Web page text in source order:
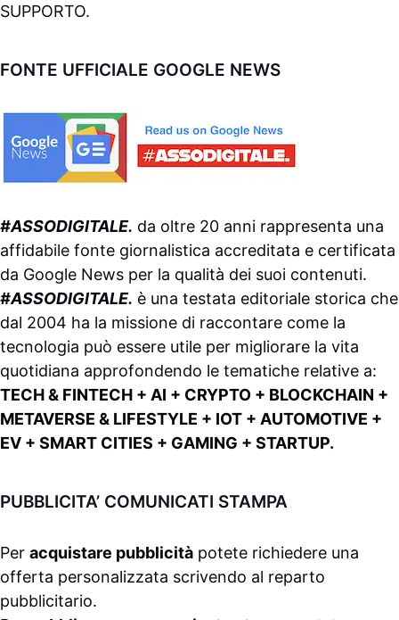
SUPPORTO.
FONTE UFFICIALE GOOGLE NEWS
#ASSODIGITALE. da oltre 20 anni rappresenta una
affidabile fonte giornalistica accreditata e certificata
da Google News per la qualità dei suoi contenuti.
#ASSODIGITALE. è una testata editoriale storica che
dal 2004 ha la missione di raccontare come la
tecnologia può essere utile per migliorare la vita
quotidiana approfondendo le tematiche relative a:
TECH & FINTECH + AI + CRYPTO + BLOCKCHAIN +
METAVERSE & LIFESTYLE + IOT + AUTOMOTIVE +
EV + SMART CITIES + GAMING + STARTUP.
PUBBLICITA’ COMUNICATI STAMPA
Per acquistare pubblicità potete richiedere una
offerta personalizzata scrivendo al reparto
pubblicitario.